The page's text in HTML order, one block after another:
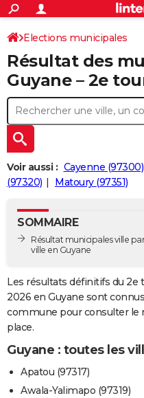
ACTUALITÉS
Politique
Société
Faits Divers
Education
Monde
Villes
+
SPORT
Coupe du monde 2026
Football
Tennis
Cyclisme
Rugby
Forum
Programme TV
TNT
Streaming
Cinéma
Sorties cinéma
Musique
+
FINANCE
Retraite
Impôts
Epargne
Immobilier
Risques naturels par ville
Banque
Assurance
Crédit
AUTO
Essais
Réserver un essai
Citadines
Berlines
SUV
Forum auto
+
HIGH-TECH
Mobiles
Meilleur smartphone
Internet
Ordinateurs
Jeux vidéo
Guide high-tech
+
BRICOLAGE
Forum
Aménagement intérieur
Extérieur
Cuisine
Salle de bains
Jardinage
Rangement
WEEK-END
Guides de France
Escapades
Patrimoine
Expositions
Musées
Week-end nature
LIFESTYLE
Alimentation
Guide de la santé
Maladies
Médicaments
Sommeil
+VOYAGE
Destinations
City break
Voyage nature
Voyage de noces
Forum
Climat
+
PHOTO
GUIDES D'ACHAT
BONS PLANS
Elections municipales
Résultat des
Guyane – 2e
Voir aussi : Cayenne (97300)
(97320)
Matoury (97351)
SOMMAIRE
Résultat municipales ville par
ville en Guyane
Les résultats définitifs du
2026 en Guyane sont
commune pour consulter le
place.
Guyane : toutes les
Apatou (97317)
Awala-Yalimapo (97319)